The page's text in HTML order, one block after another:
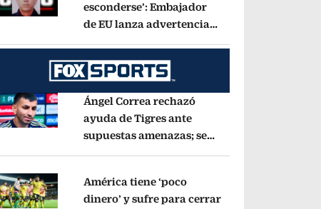
Opens in new window
esconderse’: Embajador
de EU lanza advertencia
del ‘Mencho’Opens in new window
Opens in new window
Ángel Correa rechazó
ayuda de Tigres ante
supuestas amenazas; se
América tiene ‘poco
dinero’ y sufre para cerrar